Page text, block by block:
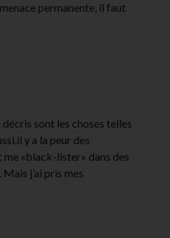
permanente, il faut
sont les choses telles
y a la peur des
me «black-lister» dans des
j’ai pris mes